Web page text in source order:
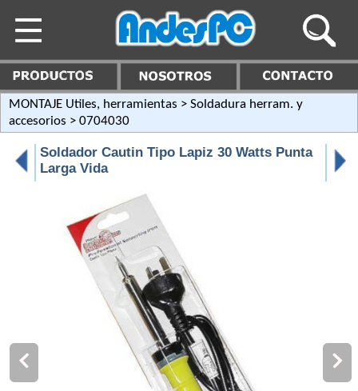
MONTAJE Utiles, herramientas > Soldadura herram. y
accesorios > 0704030
Soldador Cautin Tipo Lapiz 30 Watts Punta
Larga Vida